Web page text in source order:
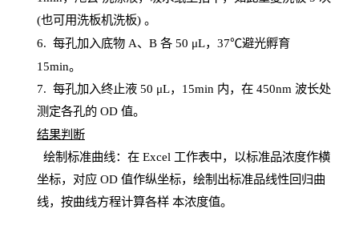
(也可用洗板机洗板) 。
6. 每孔加入底物A、B 各 50 μL，37℃避光孵育
15min。
7. 每孔加入终止液 50 μL， 15min 内，在450nm 波长处
测定各孔的 OD 值。
结果判断
绘制标准曲线：在 Excel 工作表中，以标准品浓度作横
坐标，对应OD 值作纵坐标，绘制出标准品线性回归曲
线，按曲线方程计算各样 本浓度值。